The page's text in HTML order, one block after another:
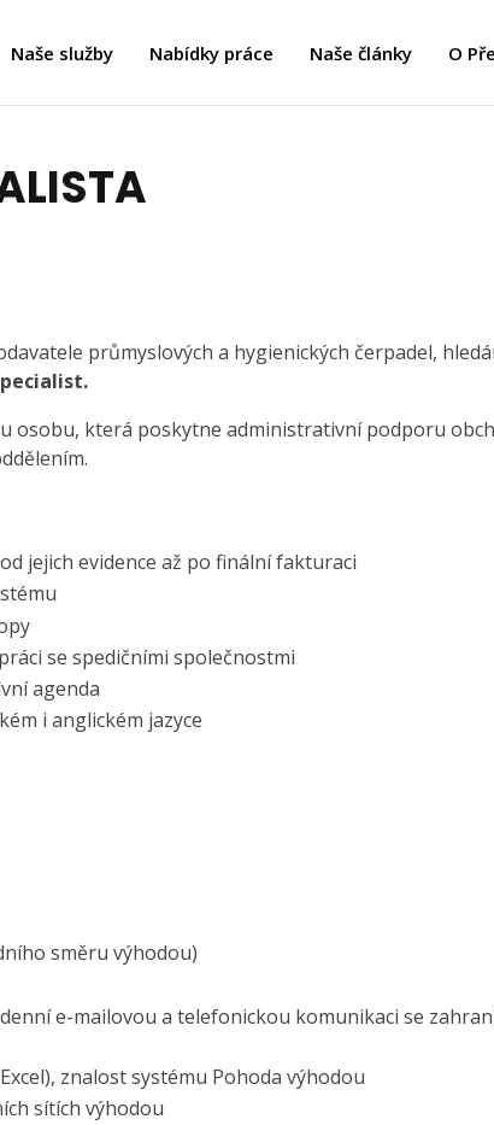
Naše služby Nabídky práce Naše články O
průmyslových a hygienických čerpadel,
osobu, která poskytne administrativní podporu
jejich evidence až po finální fakturaci
se spedičními společnostmi
agenda
i anglickém jazyce
směru výhodou)
e-mailovou a telefonickou komunikaci se
znalost systému Pohoda výhodou
sítích výhodou